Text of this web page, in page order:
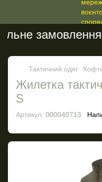
замовлення
Тактичний одяг
Жилетка
S
Артикул: 000040713